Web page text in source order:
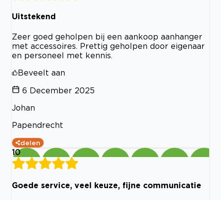
Uitstekend
Zeer goed geholpen bij een aankoop aanhanger
met accessoires. Prettig geholpen door eigenaar
en personeel met kennis.
Beveelt aan
6 December 2025
Johan
Papendrecht
delen
10
Goede service, veel keuze, fijne communicatie